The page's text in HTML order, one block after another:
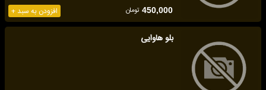
افزودن به سبد + 450,000 تومان
بلو هاوایی